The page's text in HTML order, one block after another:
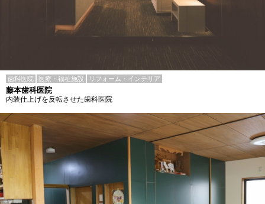
歯科医院 医療・福祉施設 リフォーム・インテリア
藤本歯科医院
内装仕上げを反転させた歯科医院